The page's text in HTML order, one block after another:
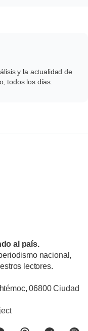
y la actualidad de
todos los días.
al país.
nacional,
lectores.
06800 Ciudad